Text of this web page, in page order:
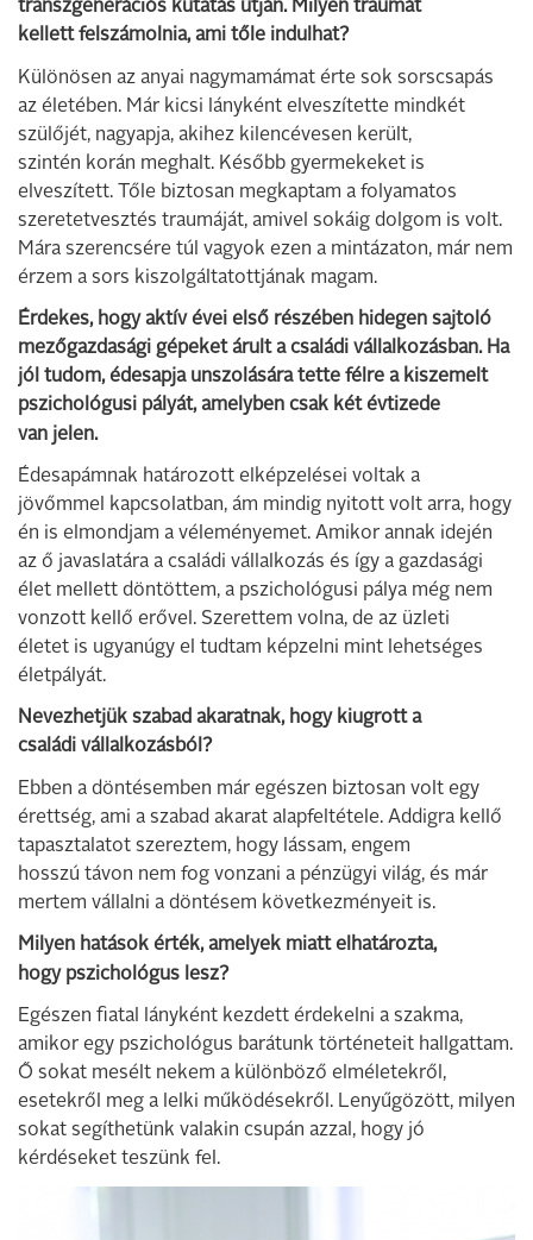
transzgenerációs kutatás útján. Milyen traumát
kellett felszámolnia, ami tőle indulhat?
Különösen az anyai nagymamámat érte sok sorscsapás
az életében. Már kicsi lányként elveszítette mindkét
szülőjét, nagyapja, akihez kilencévesen került,
szintén korán meghalt. Később gyermekeket is
elveszített. Tőle biztosan megkaptam a folyamatos
szeretetvesztés traumáját, amivel sokáig dolgom is volt.
Mára szerencsére túl vagyok ezen a mintázaton, már nem
érzem a sors kiszolgáltatottjának magam.
Érdekes, hogy aktív évei első részében hidegen sajtoló
mezőgazdasági gépeket árult a családi vállalkozásban. Ha
jól tudom, édesapja unszolására tette félre a kiszemelt
pszichológusi pályát, amelyben csak két évtizede
van jelen.
Édesapámnak határozott elképzelései voltak a
jövőmmel kapcsolatban, ám mindig nyitott volt arra, hogy
én is elmondjam a véleményemet. Amikor annak idején
az ő javaslatára a családi vállalkozás és így a gazdasági
élet mellett döntöttem, a pszichológusi pálya még nem
vonzott kellő erővel. Szerettem volna, de az üzleti
életet is ugyanúgy el tudtam képzelni mint lehetséges
életpályát.
Nevezhetjük szabad akaratnak, hogy kiugrott a
családi vállalkozásból?
Ebben a döntésemben már egészen biztosan volt egy
érettség, ami a szabad akarat alapfeltétele. Addigra kellő
tapasztalatot szereztem, hogy lássam, engem
hosszú távon nem fog vonzani a pénzügyi világ, és már
mertem vállalni a döntésem következményeit is.
Milyen hatások érték, amelyek miatt elhatározta,
hogy pszichológus lesz?
Egészen fiatal lányként kezdett érdekelni a szakma,
amikor egy pszichológus barátunk történeteit hallgattam.
Ő sokat mesélt nekem a különböző elméletekről,
esetekről meg a lelki működésekről. Lenyűgözött, milyen
sokat segíthetünk valakin csupán azzal, hogy jó
kérdéseket teszünk fel.